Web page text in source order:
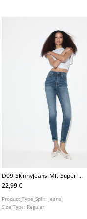
D09-Skinnyjeans-Mit-Super-
Hohem-Bund
22,99 €
Product_Type_Split: Jeans
Size Type: Regular